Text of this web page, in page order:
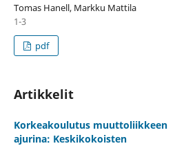
Tomas Hanell, Markku Mattila
1-3
pdf
Artikkelit
Korkeakoulutus muuttoliikkeen
ajurina: Keskikokoisten